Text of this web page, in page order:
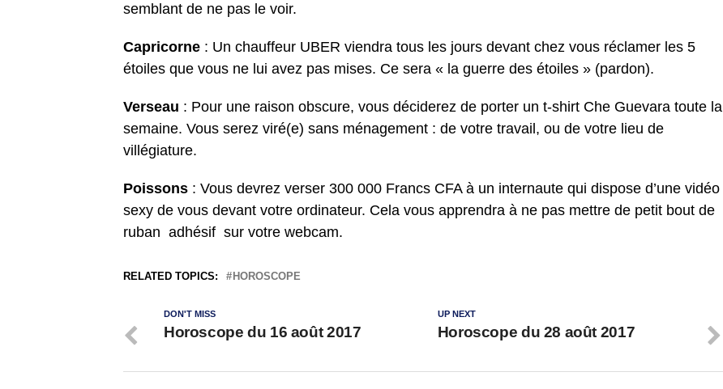
semblant de ne pas le voir.
Capricorne : Un chauffeur UBER viendra tous les jours devant chez vous réclamer les 5
étoiles que vous ne lui avez pas mises. Ce sera « la guerre des étoiles » (pardon).
Verseau : Pour une raison obscure, vous déciderez de porter un t-shirt Che Guevara toute la
semaine. Vous serez viré(e) sans ménagement : de votre travail, ou de votre lieu de
villégiature.
Poissons : Vous devrez verser 300 000 Francs CFA à un internaute qui dispose d’une vidéo
sexy de vous devant votre ordinateur. Cela vous apprendra à ne pas mettre de petit bout de
ruban adhésif sur votre webcam.
RELATED TOPICS: HOROSCOPE
UP NEXT
Horoscope du 28 août 2017
DON'T MISS
Horoscope du 16 août 2017